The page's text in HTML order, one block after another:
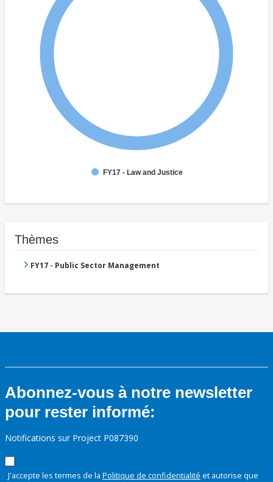
FY17 - Law and Justice
Thèmes
FY17 - Public Sector Management
Abonnez-vous à notre newsletter
pour rester informé:
Notifications sur Project P087390
J'accepte les termes de la Politique de confidentialité et autorise que